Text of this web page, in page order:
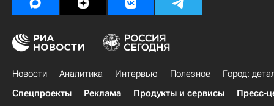
Новости Аналитика Интервью Полезное
Город:
Спецпроекты
Реклама Продукты и сервисы Пресс-